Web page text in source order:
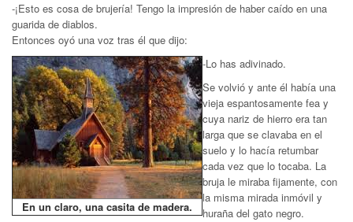
-¡Esto es cosa de brujería! Tengo la impresión de haber caído en una
guarida de diablos.
Entonces oyó una voz tras él que dijo:
En un claro, una casita de madera.
-Lo has adivinado.
Se volvió y ante él había una
vieja espantosamente fea y
cuya nariz de hierro era tan
larga que se clavaba en el
suelo y lo hacía retumbar
cada vez que lo tocaba. La
bruja le miraba fijamente, con
la misma mirada inmóvil y
huraña del gato negro.